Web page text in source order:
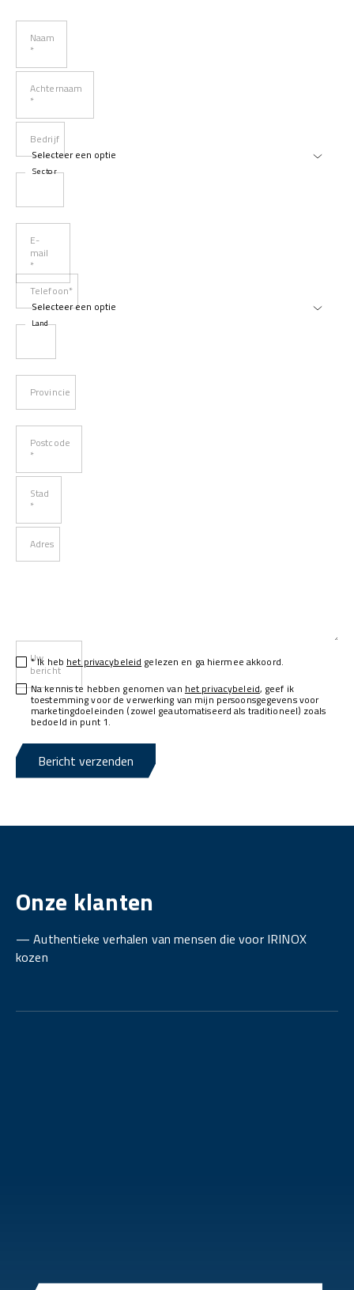
Naam
*
Achternaam
*
Bedrijf
Sector
E-
mail
*
Telefoon*
Land
Provincie
Postcode
*
Stad
*
Adres
Uw
bericht
* Ik heb het privacybeleid gelezen en ga hiermee akkoord.
Na kennis te hebben genomen van het privacybeleid, geef ik
toestemming voor de verwerking van mijn persoonsgegevens voor
marketingdoeleinden (zowel geautomatiseerd als traditioneel) zoals
bedoeld in punt 1.
Bericht verzenden
Onze klanten
— Authentieke verhalen van mensen die voor IRINOX
kozen